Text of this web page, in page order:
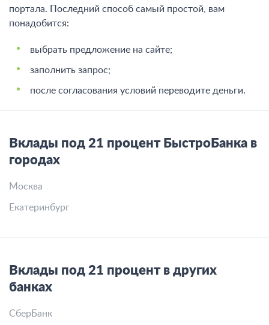
портала. Последний способ самый простой, вам
понадобится:
выбрать предложение на сайте;
заполнить запрос;
после согласования условий переводите деньги.
Вклады под 21 процент БыстроБанка в
городах
Москва
Екатеринбург
Вклады под 21 процент в других
банках
СберБанк